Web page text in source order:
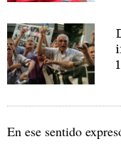
En ese sentido